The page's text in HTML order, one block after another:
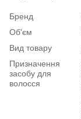
Бренд
Об'єм
Вид товару
Призначення
засобу для
волосся